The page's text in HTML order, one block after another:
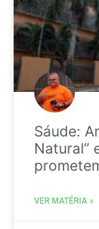
Sáude:
Natural”
VER MATÉRIA »